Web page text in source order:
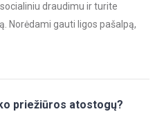
draudimu ir turite
Norėdami gauti ligos pašalpą,
priežiūros atostogų?